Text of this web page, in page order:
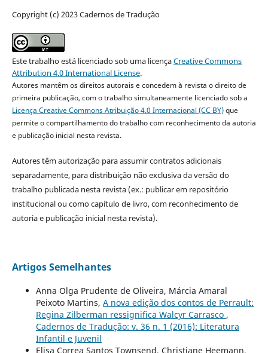
Copyright (c) 2023 Cadernos de Tradução
Este trabalho está licenciado sob uma licençaCreative Commons
Attribution 4.0 International License.
Autores mantêm os direitos autorais e concedem à revista o direito de
primeira publicação, com o trabalho simultaneamente licenciado sob a
Licença Creative Commons Atribuição 4.0 Internacional (CC BY)que
permite o compartilhamento do trabalho com reconhecimento da autoria
e publicação inicial nesta revista.
Autores têm autorização para assumir contratos adicionais
separadamente, para distribuição não exclusiva da versão do
trabalho publicada nesta revista (ex.: publicar em repositório
institucional ou como capítulo de livro, com reconhecimento de
autoria e publicação inicial nesta revista).
Artigos Semelhantes
Anna Olga Prudente de Oliveira, Márcia Amaral
Peixoto Martins, A nova edição dos contos de Perrault:
Regina Zilberman ressignifica Walcyr Carrasco ,
Cadernos de Tradução: v. 36 n. 1 (2016): Literatura
Infantil e Juvenil
Elisa Correa Santos Townsend, Christiane Heemann,